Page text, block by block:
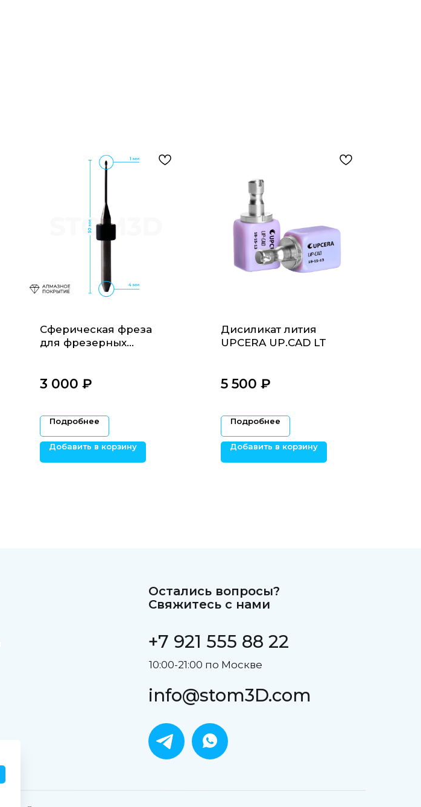
Сферическая фреза
для фрезерных
3 000 ₽‎
Подробнее
Добавить в корзину
Дисиликат лития
UPCERA UP.CAD LT
5 500 ₽‎
Подробнее
Добавить в корзину
info@stom3D.com
10:00-21:00 по Москве
+7 921 555 88 22
Остались вопросы?
Свяжитесь с нами